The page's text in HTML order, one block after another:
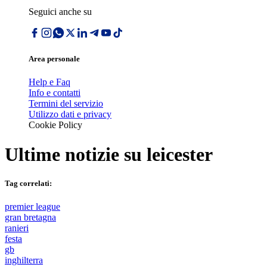
Seguici anche su
Area personale
Help e Faq
Info e contatti
Termini del servizio
Utilizzo dati e privacy
Cookie Policy
Ultime notizie su leicester
Tag correlati:
premier league
gran bretagna
ranieri
festa
gb
inghilterra